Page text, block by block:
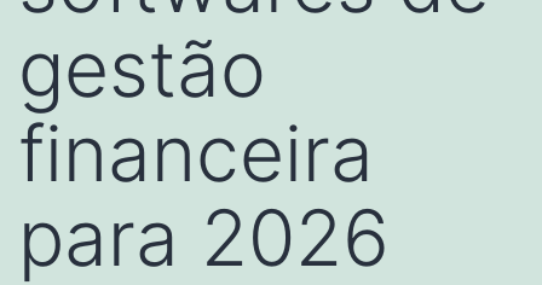
gestão
financeira
para 2026